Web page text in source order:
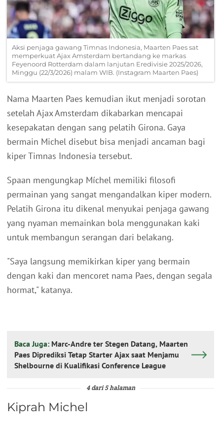
Aksi penjaga gawang Timnas Indonesia, Maarten Paes sat
memperkuat Ajax Amsterdam bertandang ke markas
Feyenoord Rotterdam dalam lanjutan Eredivisie 2025/2026,
Minggu (22/3/2026) malam WIB. (Instagram Maarten Paes)
Nama Maarten Paes kemudian ikut menjadi sorotan
setelah Ajax Amsterdam dikabarkan mencapai
kesepakatan dengan sang pelatih Girona. Gaya
bermain Michel disebut bisa menjadi ancaman bagi
kiper Timnas Indonesia tersebut.
Spaan mengungkap Míchel memiliki filosofi
permainan yang sangat mengandalkan kiper modern.
Pelatih Girona itu dikenal menyukai penjaga gawang
yang nyaman memainkan bola menggunakan kaki
untuk membangun serangan dari belakang.
"Saya langsung memikirkan kiper yang bermain
dengan kaki dan mencoret nama Paes, dengan segala
hormat," katanya.
Baca Juga: Marc-Andre ter Stegen Datang, Maarten
Paes Diprediksi Tetap Starter Ajax saat Menjamu
Shelbourne di Kualifikasi Conference League
4 dari 5 halaman
Kiprah Michel